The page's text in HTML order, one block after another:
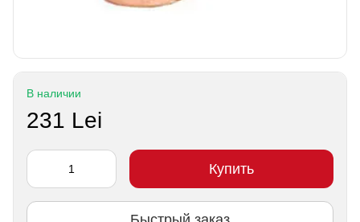
В наличии
231 Lei
Купить